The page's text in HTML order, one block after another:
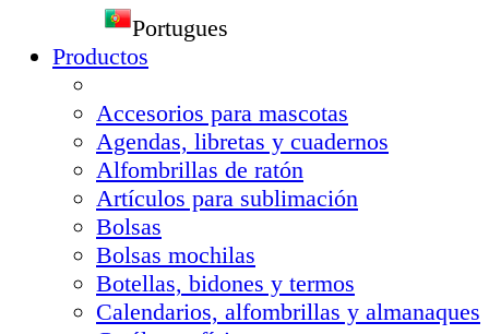
Portugues
Productos
Accesorios para mascotas
Agendas, libretas y cuadernos
Alfombrillas de ratón
Artículos para sublimación
Bolsas
Bolsas mochilas
Botellas, bidones y termos
Calendarios, alfombrillas y almanaques